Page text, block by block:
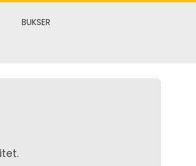
BUKSER